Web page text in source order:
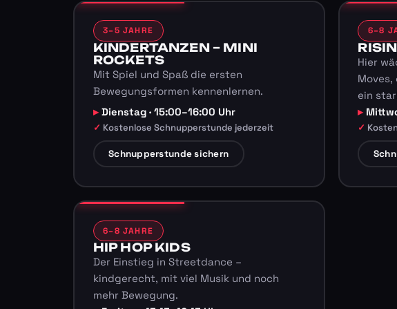
3–5 JAHRE
KINDERTANZEN – MINI
ROCKETS
Mit Spiel und Spaß die ersten
Bewegungsformen kennenlernen.
Dienstag · 15:00–16:00 Uhr
Kostenlose Schnupperstunde jederzeit
Schnupperstunde sichern
6–8
Hier
ein
6–8 JAHRE
HIP HOP KIDS
Der Einstieg in Streetdance –
kindgerecht, mit viel Musik und noch
mehr Bewegung.